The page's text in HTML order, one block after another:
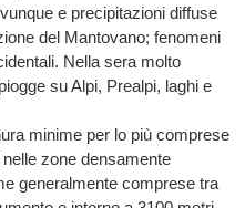
e precipitazioni diffuse
del Mantovano; fenomeni
Nella sera molto
su Alpi, Prealpi, laghi e
minime per lo più comprese
zone densamente
generalmente comprese tra